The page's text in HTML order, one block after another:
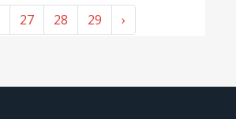
27 28 29 ›